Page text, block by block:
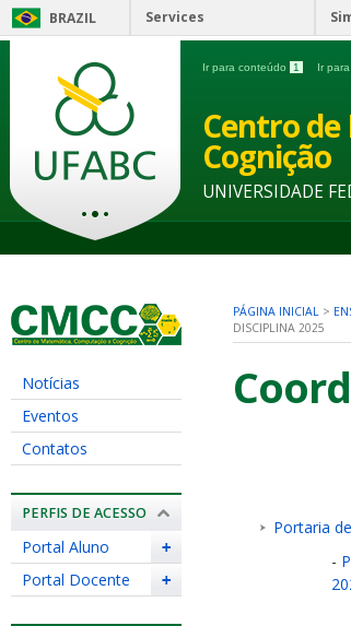
BRAZIL Services
Ir para conteúdo 1 Ir
Centro
Cognição
UNIVERSIDADE
Notícias
Eventos
Contatos
PERFIS DE ACESSO
+
Portal Aluno
+
Portal Docente
PÁGINA INICIAL >
DISCIPLINA 2025
Portaria
-